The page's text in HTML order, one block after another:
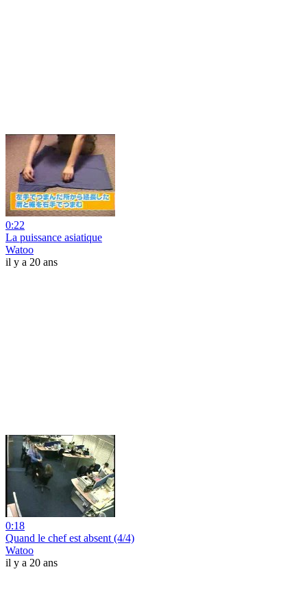
0:22
La puissance asiatique
Watoo
il y a 20 ans
0:18
Quand le chef est absent (4/4)
Watoo
il y a 20 ans